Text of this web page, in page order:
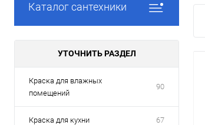
Каталог сантехники
УТОЧНИТЬ РАЗДЕЛ
Краска для влажных
помещений
90
Краска для кухни 67